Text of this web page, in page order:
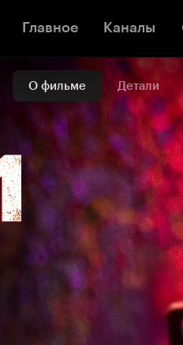
Главное Каналы
О фильме Детали